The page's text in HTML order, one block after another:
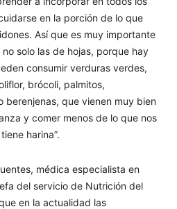
en la porción de lo que
Así que es muy importante
solo las de hojas, porque hay
consumir verduras verdes,
brócoli, palmitos,
berenjenas, que vienen muy bien
y comer menos de lo que nos
harina”.
médica especialista en
del servicio de Nutrición del
en la actualidad las